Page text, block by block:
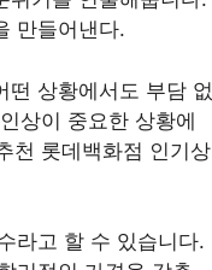
만들어낸다.
떤 상황에서도 부담 없
상이 중요한 상황에
천 롯데백화점 인기상
라고 할 수 있습니다.